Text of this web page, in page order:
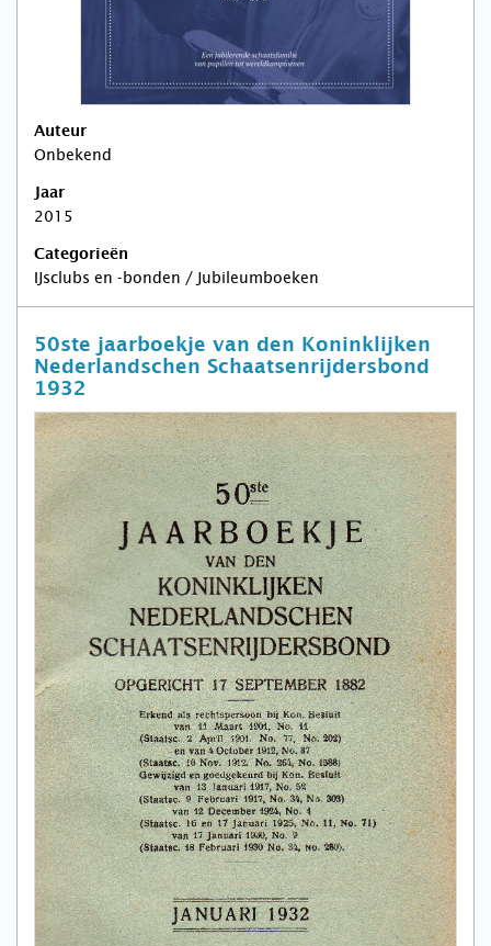
Auteur
Onbekend
Jaar
2015
Categorieën
IJsclubs en -bonden / Jubileumboeken
50ste jaarboekje van den Koninklijken
Nederlandschen Schaatsenrijdersbond
1932